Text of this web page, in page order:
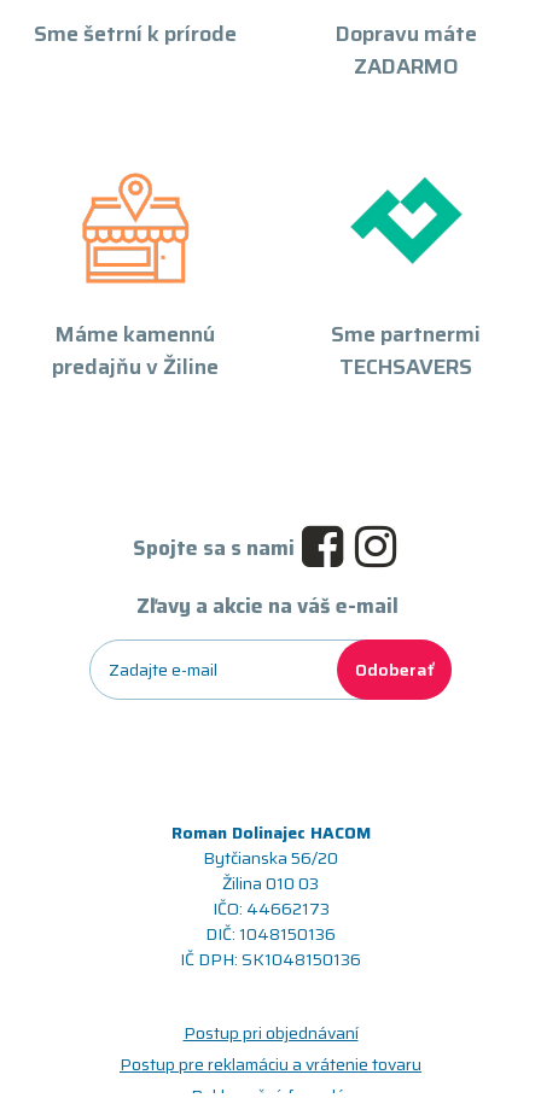
Sme šetrní k prírode
Dopravu máte
ZADARMO
Máme kamennú
predajňu v Žiline
Sme partnermi
TECHSAVERS
Spojte sa s nami
Zľavy a akcie na váš e-mail
Odoberať
Roman Dolinajec HACOM
Bytčianska 56/20
Žilina 010 03
IČO: 44662173
DIČ: 1048150136
IČ DPH: SK1048150136
Postup pri objednávaní
Postup pre reklamáciu a vrátenie tovaru